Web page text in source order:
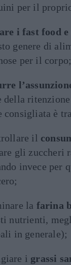
per il
i fast food
genere di
per il corpo;
della
consigliata è
il
gli zuccheri
invece per
la farina
nutrienti,
in generale);
i grassi